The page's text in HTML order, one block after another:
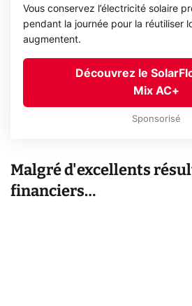
Vous conservez l’électricité solaire
pendant la journée pour la réutiliser
augmentent.
Découvrez le
Mix AC+
Sponsorisé
Malgré d'excellents
financiers…